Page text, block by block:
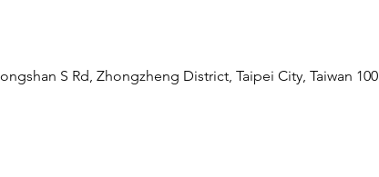
S Rd, Zhongzheng District, Taipei City, Taiwan 100